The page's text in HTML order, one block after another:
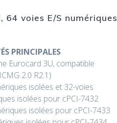
64 voies E/S numériques
PRINCIPALES
Eurocard 3U, compatible
2.0 R2.1)
isolées et 32-voies
isolées pour cPCI-7432
isolées pour cPCI-7433